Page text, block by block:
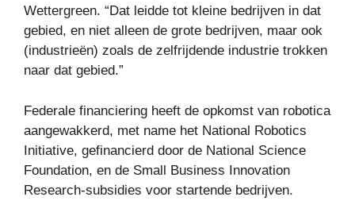
Wettergreen. “Dat leidde tot kleine bedrijven in dat
gebied, en niet alleen de grote bedrijven, maar ook
(industrieën) zoals de zelfrijdende industrie trokken
naar dat gebied.”
Federale financiering heeft de opkomst van robotica
aangewakkerd, met name het National Robotics
Initiative, gefinancierd door de National Science
Foundation, en de Small Business Innovation
Research-subsidies voor startende bedrijven.